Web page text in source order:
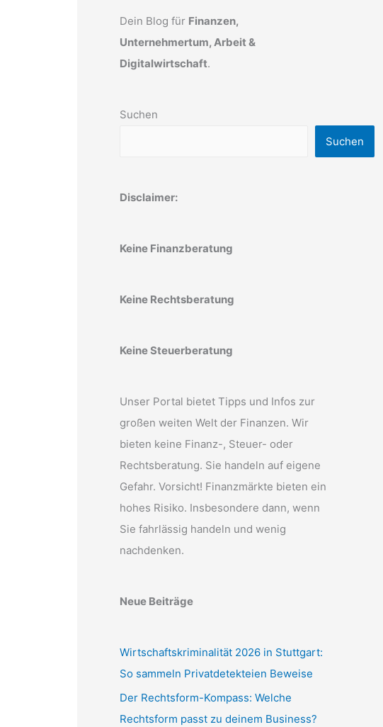
Dein Blog für Finanzen,
Unternehmertum, Arbeit &
Digitalwirtschaft.
Suchen
Suchen
Disclaimer:
Keine Finanzberatung
Keine Rechtsberatung
Keine Steuerberatung
Unser Portal bietet Tipps und Infos zur
großen weiten Welt der Finanzen. Wir
bieten keine Finanz-, Steuer- oder
Rechtsberatung. Sie handeln auf eigene
Gefahr. Vorsicht! Finanzmärkte bieten ein
hohes Risiko. Insbesondere dann, wenn
Sie fahrlässig handeln und wenig
nachdenken.
Neue Beiträge
Wirtschaftskriminalität 2026 in Stuttgart:
So sammeln Privatdetekteien Beweise
Der Rechtsform-Kompass: Welche
Rechtsform passt zu deinem Business?